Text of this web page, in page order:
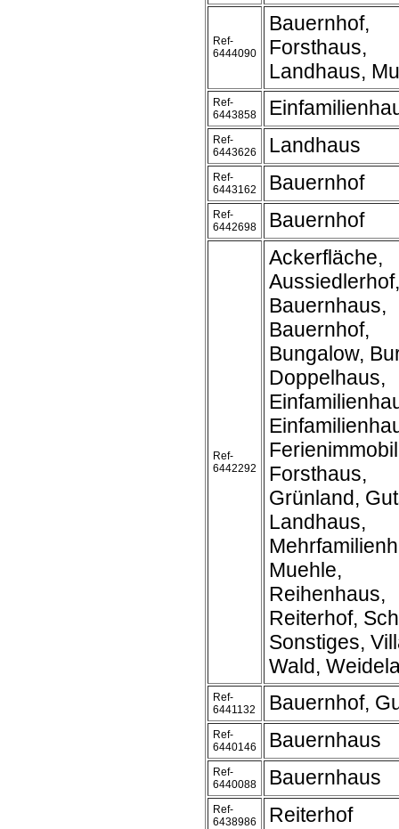
Ref-
6444090
Bauernhof,
Forsthaus,
Landhaus,
Ref-
6443858
Ref-
6443626
Landhaus
Ref-
6443162
Bauernhof
Ref-
6442698
Bauernhof
Ref-
6442292
Ackerfläche,
Aussiedlerhof,
Bauernhaus,
Bauernhof,
Bungalow,
Doppelhaus,
Forsthaus,
Grünland,
Landhaus,
Muehle,
Reihenhaus,
Reiterhof,
Sonstiges,
Wald,
Ref-
6441132
Bauernhof,
Ref-
6440146
Bauernhaus
Ref-
6440088
Bauernhaus
Ref-
6438986
Reiterhof